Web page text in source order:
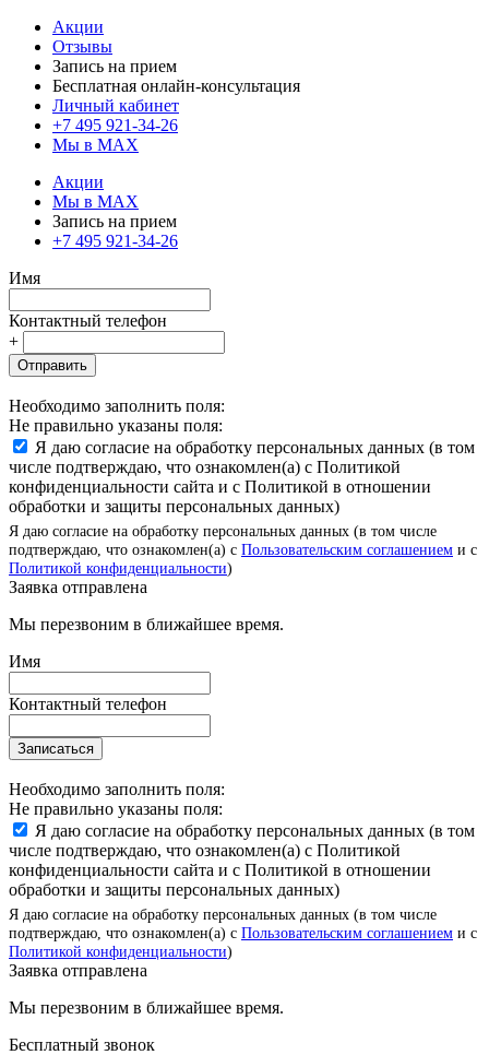
Акции
Отзывы
Запись на прием
Бесплатная онлайн-консультация
Личный кабинет
+7 495 921-34-26
Мы в MAX
Акции
Мы в MAX
Запись на прием
+7 495 921-34-26
Имя
Контактный телефон
+
Отправить
Необходимо заполнить поля:
Не правильно указаны поля:
Я даю согласие на обработку персональных данных (в том
числе подтверждаю, что ознакомлен(а) с Политикой
конфиденциальности сайта и с Политикой в отношении
обработки и защиты персональных данных)
Я даю согласие на обработку персональных данных (в том числе
подтверждаю, что ознакомлен(а) с Пользовательским соглашением и с
Политикой конфиденциальности)
Заявка отправлена
Мы перезвоним в ближайшее время.
Имя
Контактный телефон
Записаться
Необходимо заполнить поля:
Не правильно указаны поля:
Я даю согласие на обработку персональных данных (в том
числе подтверждаю, что ознакомлен(а) с Политикой
конфиденциальности сайта и с Политикой в отношении
обработки и защиты персональных данных)
Я даю согласие на обработку персональных данных (в том числе
подтверждаю, что ознакомлен(а) с Пользовательским соглашением и с
Политикой конфиденциальности)
Заявка отправлена
Мы перезвоним в ближайшее время.
Бесплатный звонок